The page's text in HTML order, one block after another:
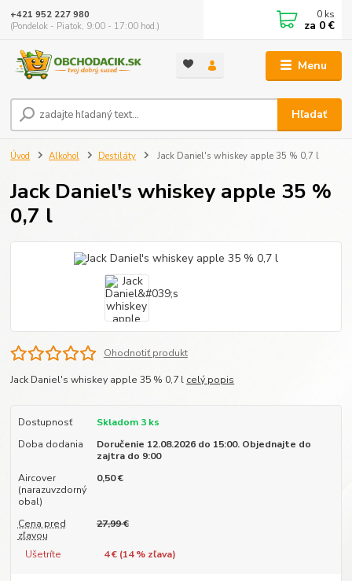
Menu
Hľadať
+421 952 227 980
(Pondelok - Piatok, 9:00 - 17:00 hod.)
0 ks
za 0 €
Úvod Alkohol Destiláty Jack Daniel's whiskey apple 35 % 0,7 l
Jack Daniel's whiskey apple 35 %
0,7 l
Ohodnotiť produkt
Jack Daniel's whiskey apple 35 % 0,7 l celý popis
Dostupnosť
Skladom 3 ks
Doba dodania
Doručenie 12.08.2026 do 15:00. Objednajte do
zajtra do 9:00
Aircover
(narazuvzdorný
obal)
0,50 €
Cena pred
zľavou
27,99 €
Ušetríte 4 € (14% zľava)